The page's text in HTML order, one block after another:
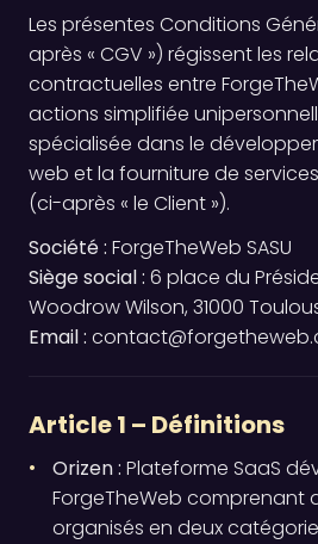
Les présentes Conditions
après « CGV ») régissent les
contractuelles entre
actions simplifiée
spécialisée dans le
web et la fourniture de
(ci-après « le Client »).
Société : ForgeTheWeb SASU
Siège social : 6 place du
Woodrow Wilson, 31000
Email :
Article 1 – Définitions
Orizen : Plateforme SaaS
ForgeTheWeb comprenant
organisés en deux